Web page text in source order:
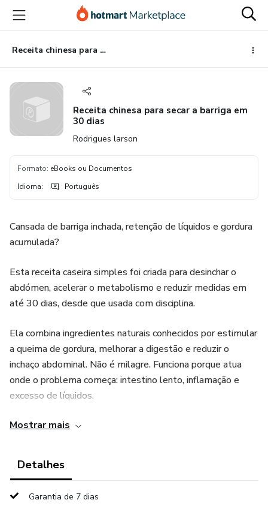
para
conteúdo
principal
para
pagamento
para
rodapé
Receita chinesa para secar a barriga em 30 dias
Receita chinesa para secar a barriga em
30 dias
Rodrigues larson
Formato: eBooks ou Documentos
Idioma: Português
Cansada de barriga inchada, retenção de líquidos e gordura
acumulada?
Esta receita caseira simples foi criada para desinchar o
abdómen, acelerar o metabolismo e reduzir medidas em
até 30 dias, desde que usada com disciplina.
Ela combina ingredientes naturais conhecidos por estimular
a queima de gordura, melhorar a digestão e reduzir o
inchaço abdominal. Não é milagre. Funciona porque atua
onde o problema começa: intestino lento, inflamação e
excesso de líquidos.
👉 Resultados reais exigem consistência.
Mostrar mais
Detalhes
Garantia de 7 dias